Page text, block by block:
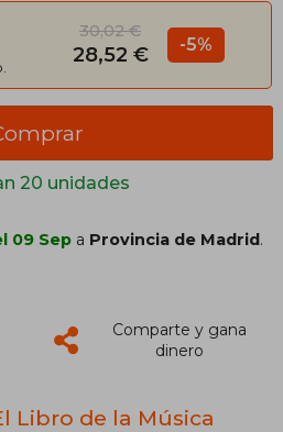
30,02 €
28,52 € -5%
20 unidades
09 Sep a Provincia de Madrid.
Comparte y gana
dinero
Libro de la Música